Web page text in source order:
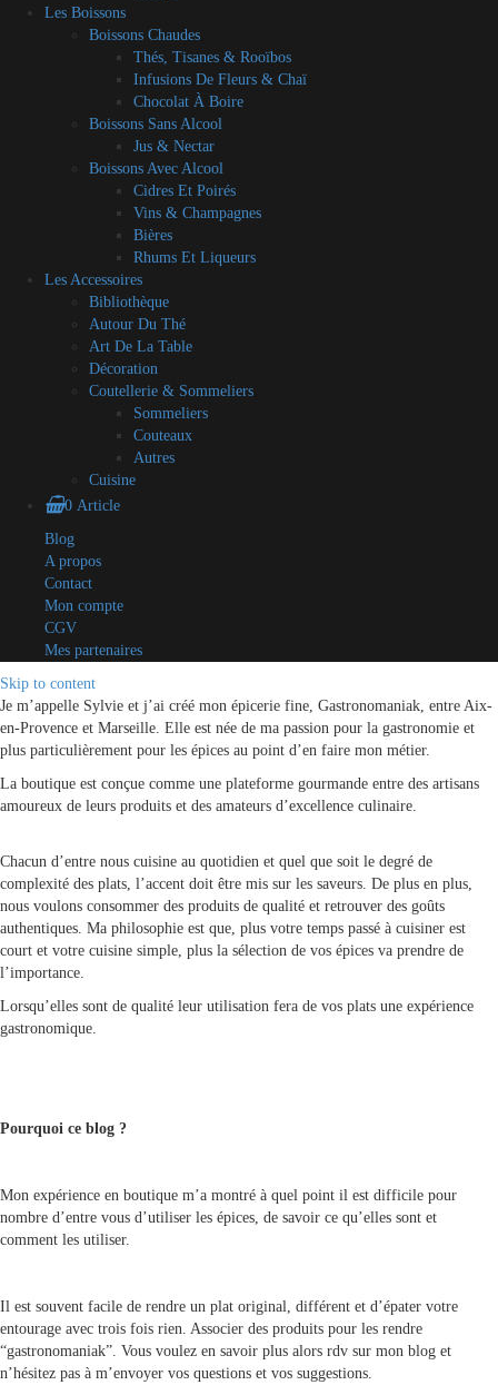
Les Boissons
Boissons Chaudes
Thés, Tisanes & Rooïbos
Infusions De Fleurs & Chaï
Chocolat À Boire
Boissons Sans Alcool
Jus & Nectar
Boissons Avec Alcool
Cidres Et Poirés
Vins & Champagnes
Bières
Rhums Et Liqueurs
Les Accessoires
Bibliothèque
Autour Du Thé
Art De La Table
Décoration
Coutellerie & Sommeliers
Sommeliers
Couteaux
Autres
Cuisine
0 Article
Blog
A propos
Contact
Mon compte
CGV
Mes partenaires
Skip to content
Je m’appelle Sylvie et j’ai créé mon épicerie fine, Gastronomaniak, entre Aix-
en-Provence et Marseille. Elle est née de ma passion pour la gastronomie et
plus particulièrement pour les épices au point d’en faire mon métier.
La boutique est conçue comme une plateforme gourmande entre des artisans
amoureux de leurs produits et des amateurs d’excellence culinaire.
Chacun d’entre nous cuisine au quotidien et quel que soit le degré de
complexité des plats, l’accent doit être mis sur les saveurs. De plus en plus,
nous voulons consommer des produits de qualité et retrouver des goûts
authentiques. Ma philosophie est que, plus votre temps passé à cuisiner est
court et votre cuisine simple, plus la sélection de vos épices va prendre de
l’importance.
Lorsqu’elles sont de qualité leur utilisation fera de vos plats une expérience
gastronomique.
Pourquoi ce blog ?
Mon expérience en boutique m’a montré à quel point il est difficile pour
nombre d’entre vous d’utiliser les épices, de savoir ce qu’elles sont et
comment les utiliser.
Il est souvent facile de rendre un plat original, différent et d’épater votre
entourage avec trois fois rien. Associer des produits pour les rendre
“gastronomaniak”. Vous voulez en savoir plus alors rdv sur mon blog et
n’hésitez pas à m’envoyer vos questions et vos suggestions.